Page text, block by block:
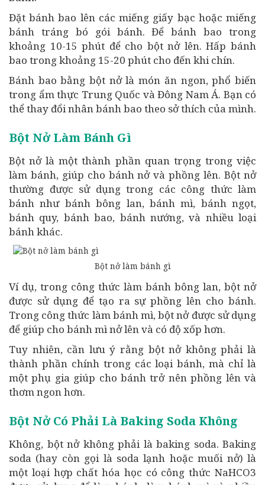
Đặt bánh bao lên các miếng giấy bạc hoặc miếng
bánh tráng bó gói bánh. Để bánh bao trong
khoảng 10-15 phút để cho bột nở lên. Hấp bánh
bao trong khoảng 15-20 phút cho đến khi chín.
Bánh bao bằng bột nở là món ăn ngon, phổ biến
trong ẩm thực Trung Quốc và Đông Nam Á. Bạn có
thể thay đổi nhân bánh bao theo sở thích của mình.
Bột Nở Làm Bánh Gì
Bột nở là một thành phần quan trọng trong việc
làm bánh, giúp cho bánh nở và phồng lên. Bột nở
thường được sử dụng trong các công thức làm
bánh như bánh bông lan, bánh mì, bánh ngọt,
bánh quy, bánh bao, bánh nướng, và nhiều loại
bánh khác.
Bột nở làm bánh gì
Ví dụ, trong công thức làm bánh bông lan, bột nở
được sử dụng để tạo ra sự phồng lên cho bánh.
Trong công thức làm bánh mì, bột nở được sử dụng
để giúp cho bánh mì nở lên và có độ xốp hơn.
Tuy nhiên, cần lưu ý rằng bột nở không phải là
thành phần chính trong các loại bánh, mà chỉ là
một phụ gia giúp cho bánh trở nên phồng lên và
thơm ngon hơn.
Bột Nở Có Phải Là Baking Soda Không
Không, bột nở không phải là baking soda. Baking
soda (hay còn gọi là soda lạnh hoặc muối nở) là
một loại hợp chất hóa học có công thức NaHCO3